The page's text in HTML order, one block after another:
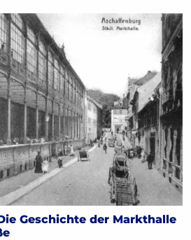
Geschichte der Markthalle